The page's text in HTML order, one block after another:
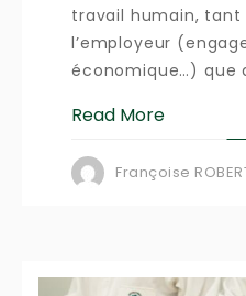
travail humain,
l’employeur
économique…) que
Read More
Françoise